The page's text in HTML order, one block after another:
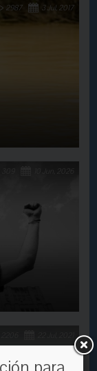
3 Jul, 2017
2987
10 Jun, 2026